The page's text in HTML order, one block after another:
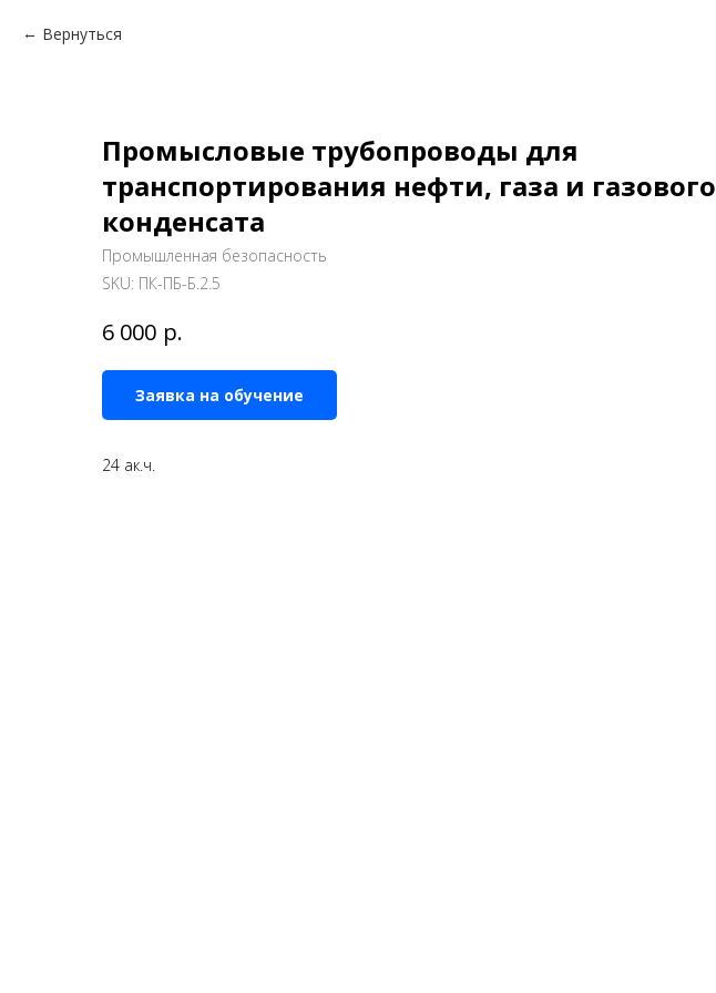
Вернуться
Промысловые трубопроводы для
транспортирования нефти, газа и газового
конденсата
Промышленная безопасность
SKU: ПК-ПБ-Б.2.5
6 000 р.
Заявка на обучение
24 ак.ч.